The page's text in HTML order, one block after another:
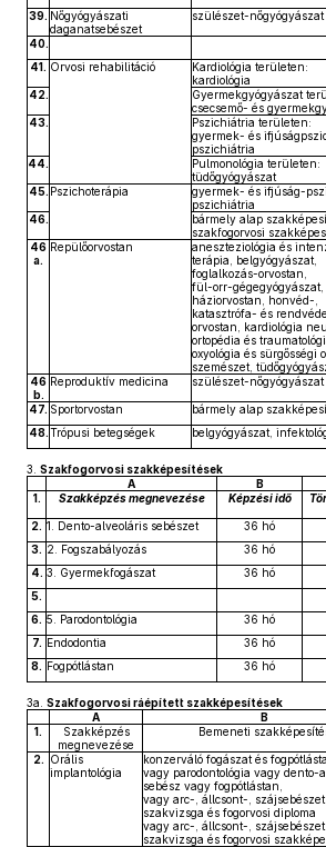
39. Nőgyógyászati
daganatsebészet
szülészet-nőgyógyászat
40.
41. Orvosi rehabilitáció
Kardiológia területen:
kardiológia
42.
Gyermekgyógyászat
csecsemő- és
43.
Pszichiátria területen:
gyermek- és
pszichiátria
44.
Pulmonológia területen:
tüdőgyógyászat
45. Pszichoterápia
gyermek- és ifjúság-
pszichiátria
46.
bármely alap
szakfogorvosi
46
a.
Repülőorvostan
aneszteziológia és
terápia, belgyógyászat,
foglalkozás-orvostan,
fül-orr-gégegyógyászat,
háziorvostan, honvéd-,
katasztrófa- és
orvostan, kardiológia
ortopédia és
oxyológia és sürgősségi
szemészet,
46
b.
Reproduktív medicina szülészet-nőgyógyászat
47. Sportorvostan bármely alap
48.Trópusi betegségek belgyógyászat,
3. Szakfogorvosi szakképesítések
A
B
1.
Szakképzés megnevezése Képzési idő
2. 1. Dento-alveoláris sebészet 36 hó
3. 2. Fogszabályozás 36 hó
4. 3. Gyermekfogászat 36 hó
5.
6. 5. Parodontológia 36 hó
7. Endodontia 36 hó
8. Fogpótlástan 36 hó
3a. Szakfogorvosi ráépített szakképesítések
A
B
1.
Szakképzés
megnevezése
Bemeneti
2. Orális
implantológia
konzerváló fogászat és
vagy parodontológia vagy dento-
sebész vagy fogpótlástan,
vagy arc-, állcsont-, szájsebészet
szakvizsga és fogorvosi diploma
vagy arc-, állcsont-, szájsebészet
szakvizsga és fogorvosi